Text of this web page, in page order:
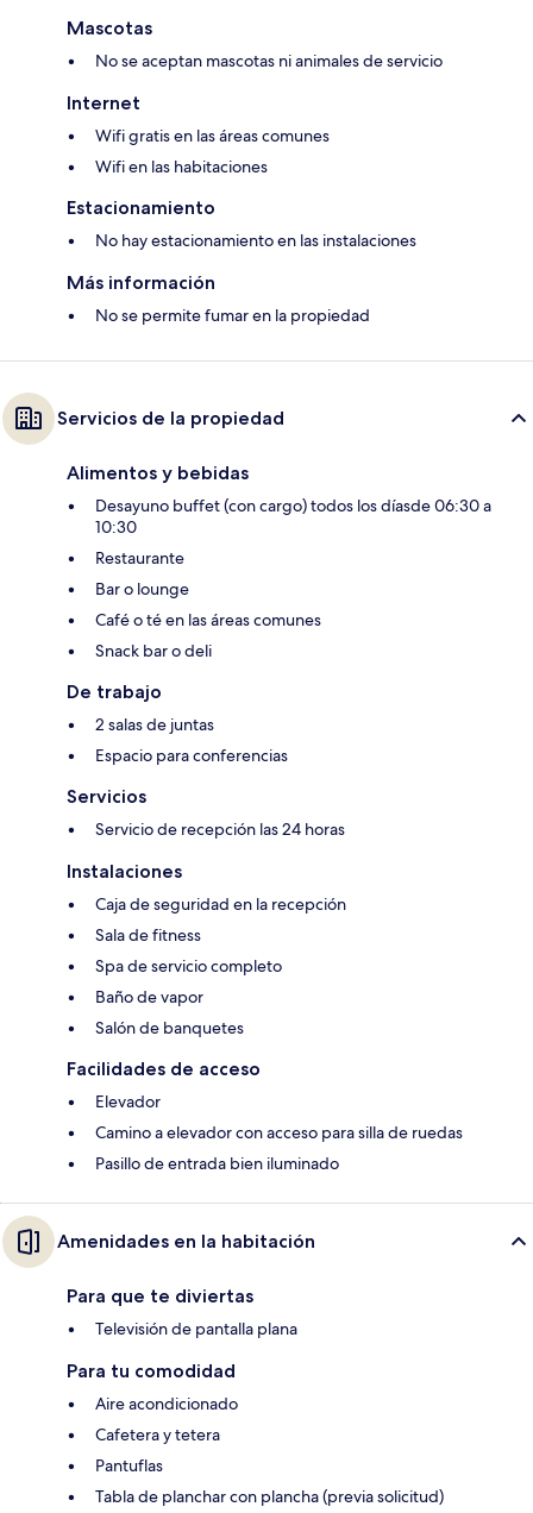
Mascotas
No se aceptan mascotas ni animales de servicio
Internet
Wifi gratis en las áreas comunes
Wifi en las habitaciones
Estacionamiento
No hay estacionamiento en las instalaciones
Más información
No se permite fumar en la propiedad
Servicios de la propiedad
Alimentos y bebidas
Desayuno buffet (con cargo) todos los díasde 06:30 a
10:30
Restaurante
Bar o lounge
Café o té en las áreas comunes
Snack bar o deli
De trabajo
2 salas de juntas
Espacio para conferencias
Servicios
Servicio de recepción las 24 horas
Instalaciones
Caja de seguridad en la recepción
Sala de fitness
Spa de servicio completo
Baño de vapor
Salón de banquetes
Facilidades de acceso
Elevador
Camino a elevador con acceso para silla de ruedas
Pasillo de entrada bien iluminado
Amenidades en la habitación
Para que te diviertas
Televisión de pantalla plana
Para tu comodidad
Aire acondicionado
Cafetera y tetera
Pantuflas
Tabla de planchar con plancha (previa solicitud)